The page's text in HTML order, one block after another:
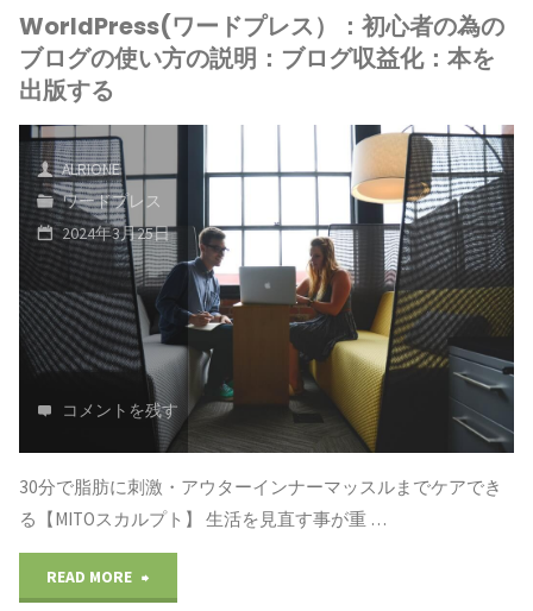
の
使
の
説
明：
課
長
役
ド
レ
ス）：
初
心
者
の
為
の
ブ
WorldPress(ワードプレス）：初心者の為の
ブログの使い方の説明：ブログ収益化：本を
出版する
ALRIONE
ワードプレス
2024年3月25日
コメントを残す
30分で脂肪に刺激・アウターインナーマッスルまでケアでき
る【MITOスカルプト】 生活を見直す事が重 …
READ MORE